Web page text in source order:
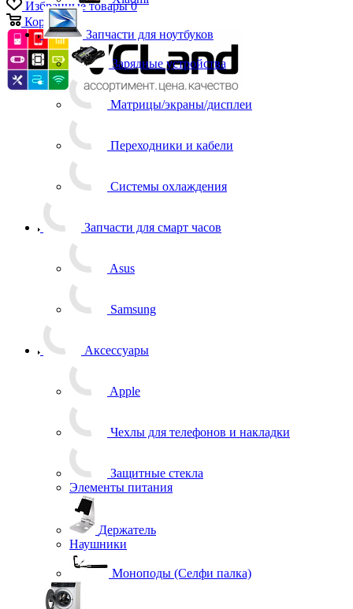
Избранные товары 0
Корзина 0
Xiaomi
Запчасти для ноутбуков
Зарядные устройства
Матрицы/экраны/дисплеи
Переходники и кабели
Системы охлаждения
Запчасти для смарт часов
Asus
Samsung
Аксессуары
Apple
Чехлы для телефонов и накладки
Защитные стекла
Элементы питания
Держатель
Наушники
Моноподы (Селфи палка)